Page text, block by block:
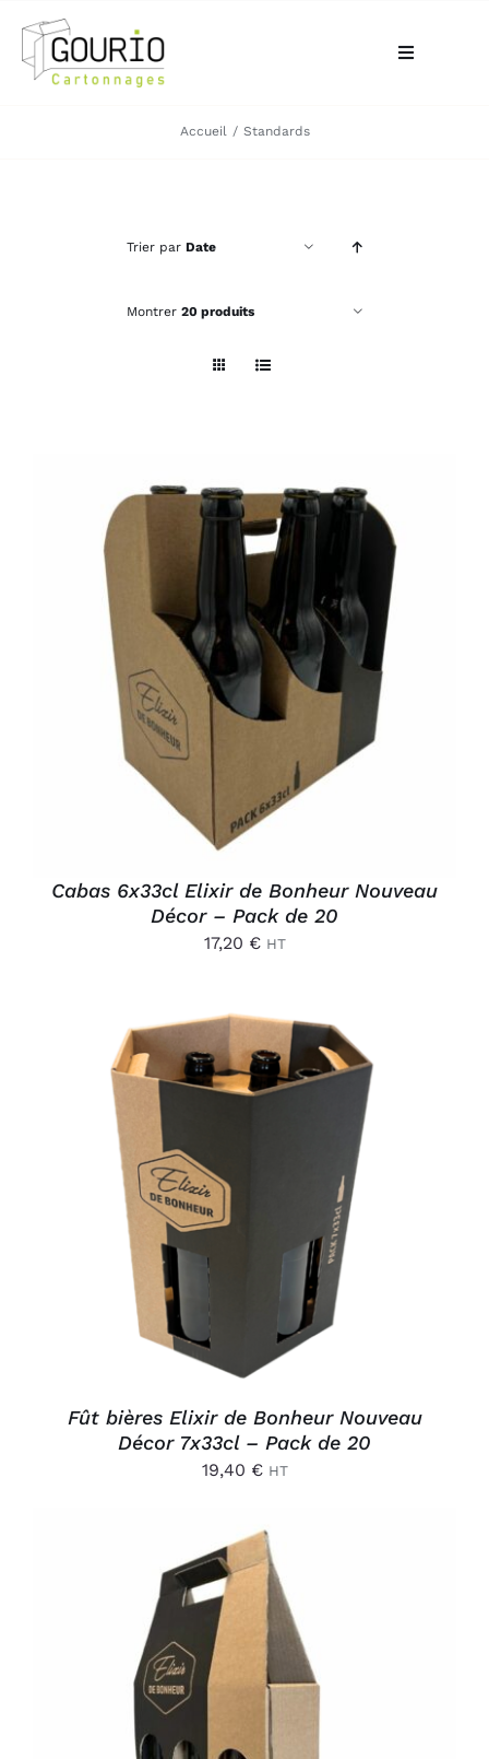
contenu
Toggle
VOTRE BESOIN
Accueil Standards
Trier par Date
Montrer 20 produits
AJOUTER AU PANIER
DÉTAILS
Cabas 6x33cl Elixir de Bonheur Nouveau
Décor – Pack de 20
17,20 € HT
AJOUTER AU PANIER
DÉTAILS
Fût bières Elixir de Bonheur Nouveau
Décor 7x33cl – Pack de 20
19,40 € HT
AJOUTER AU PANIER